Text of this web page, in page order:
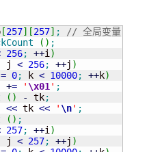
[257] [257] ;
// 全局变量
( ) ;
256; ++i )
j < 256; ++j )
= 0; k < 10000; ++k)
+= ' \x01 ' ;
( ) - tk;
<< tk << ' \n' ;
( ) ;
257; ++i )
j < 257; ++j )